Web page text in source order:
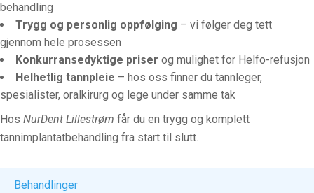
behandling
Trygg og personlig oppfølging – vi følger deg tett
gjennom hele prosessen
Konkurransedyktige priser og mulighet for Helfo-refusjon
Helhetlig tannpleie – hos oss finner du tannleger,
spesialister, oralkirurg og lege under samme tak
Hos NurDent Lillestrøm får du en trygg og komplett
tannimplantatbehandling fra start til slutt.
Behandlinger